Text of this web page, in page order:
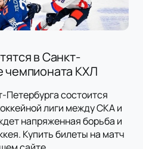
в Санкт-
чемпионата КХЛ
состоится
лиги между СКА и
напряженная борьба и
Купить билеты на матч